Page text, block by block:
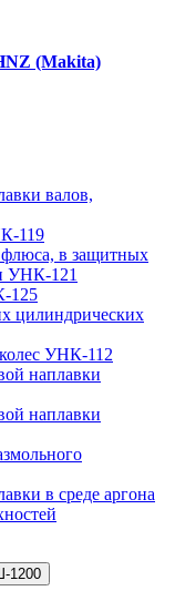
(Makita)
валов,
119
флюса, в защитных
УНК-121
125
цилиндрических
УНК-112
наплавки
наплавки
в среде аргона
1200